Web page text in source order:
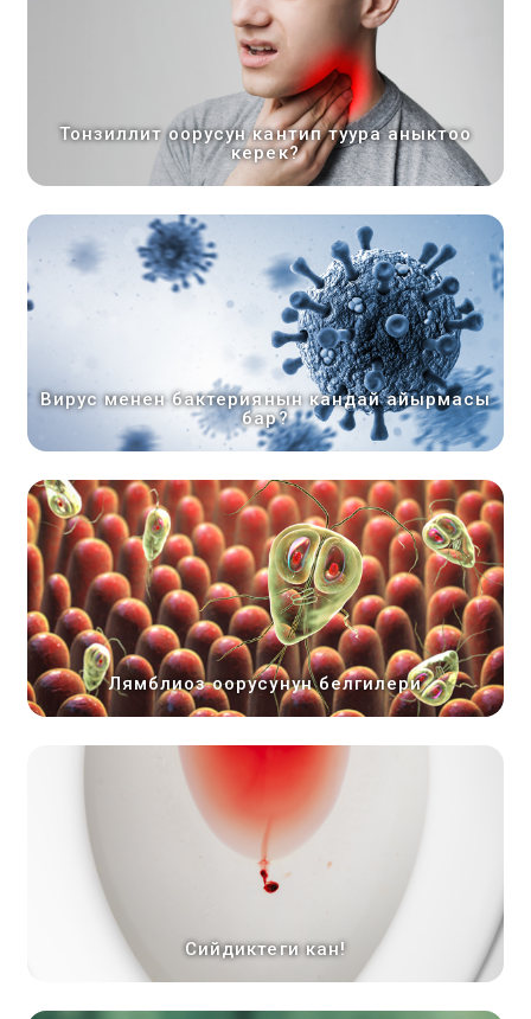
Тонзиллит оорусун кантип туура аныктоо
керек?
Вирус менен бактериянын кандай айырмасы
бар?
Лямблиоз оорусунун белгилери
Сийдиктеги кан!